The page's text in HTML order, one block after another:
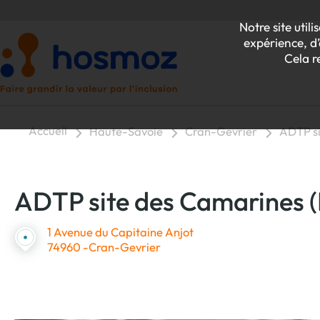
Notre site
expérience,
Cela
Accueil Haute-Savoie Cran-Gevrier ADTP
ADTP site des Camarines
1 Avenue du Capitaine Anjot
74960 -Cran-Gevrier